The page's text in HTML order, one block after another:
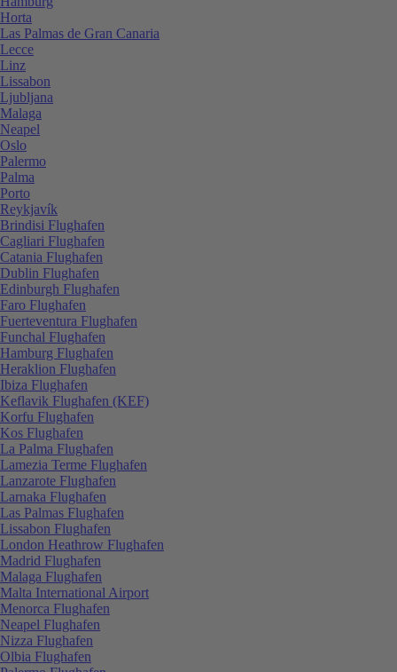
Horta
Las Palmas de Gran Canaria
Lecce
Linz
Lissabon
Ljubljana
Malaga
Neapel
Oslo
Palermo
Palma
Porto
Reykjavík
Brindisi Flughafen
Cagliari Flughafen
Catania Flughafen
Dublin Flughafen
Edinburgh Flughafen
Faro Flughafen
Fuerteventura Flughafen
Funchal Flughafen
Hamburg Flughafen
Heraklion Flughafen
Ibiza Flughafen
Keflavik Flughafen (KEF)
Korfu Flughafen
Kos Flughafen
La Palma Flughafen
Lamezia Terme Flughafen
Lanzarote Flughafen
Larnaka Flughafen
Las Palmas Flughafen
Lissabon Flughafen
London Heathrow Flughafen
Madrid Flughafen
Malaga Flughafen
Malta International Airport
Menorca Flughafen
Neapel Flughafen
Nizza Flughafen
Olbia Flughafen